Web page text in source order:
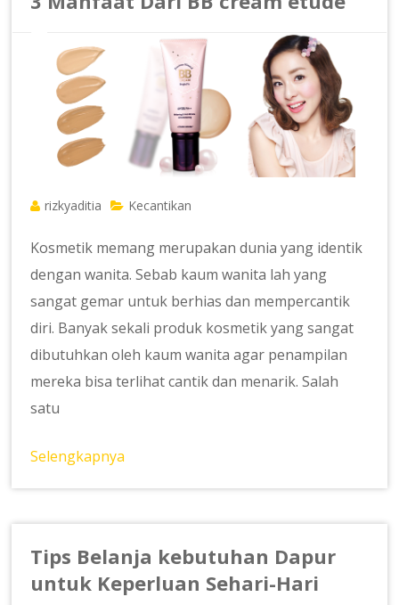
rizkyaditia Kecantikan
Kosmetik memang merupakan dunia yang identik
dengan wanita. Sebab kaum wanita lah yang
sangat gemar untuk berhias dan mempercantik
diri. Banyak sekali produk kosmetik yang sangat
dibutuhkan oleh kaum wanita agar penampilan
mereka bisa terlihat cantik dan menarik. Salah
satu
Selengkapnya
Tips Belanja kebutuhan Dapur
untuk Keperluan Sehari-Hari